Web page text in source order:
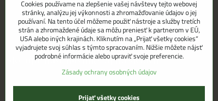
Korešpondenčná adresa
MEANDRA,s.r.o.
P.O.BOX 8/D
949 01 Nitra
Sledujte naše novinky aj na sieťach
Instagram
Cookies používame na zlepšenie vašej návštevy tejto webovej
stránky, analýzu jej výkonnosti a zhromažďovanie údajov o jej
používaní. Na tento účel môžeme použiť nástroje a služby tretích
strán a zhromaždené údaje sa môžu preniesť k partnerom v EÚ,
USA alebo iných krajinách. Kliknutím na „Prijať všetky cookies“
vyjadrujete svoj súhlas s týmto spracovaním. Nižšie môžete nájsť
podrobné informácie alebo upraviť svoje preferencie.
Zásady ochrany osobných údajov
Prijať všetky cookies